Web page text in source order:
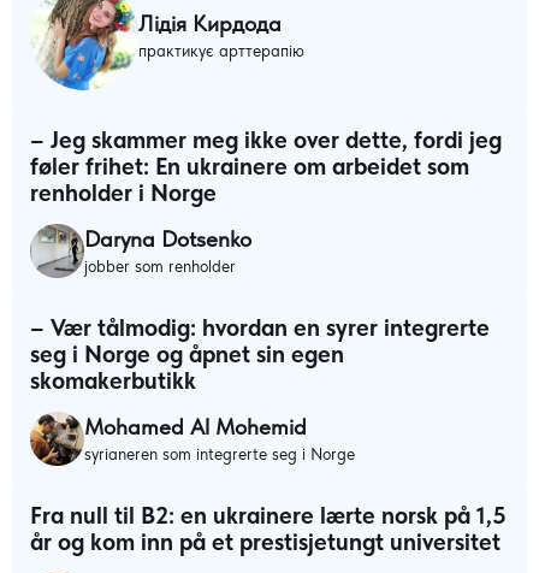
Лідія Кирдода
практикує арттерапію
– Jeg skammer meg ikke over dette, fordi jeg
føler frihet: En ukrainere om arbeidet som
renholder i Norge
Daryna Dotsenko
jobber som renholder
– Vær tålmodig: hvordan en syrer integrerte
seg i Norge og åpnet sin egen
skomakerbutikk
Mohamed Al Mohemid
syrianeren som integrerte seg i Norge
Fra null til B2: en ukrainere lærte norsk på 1,5
år og kom inn på et prestisjetungt universitet